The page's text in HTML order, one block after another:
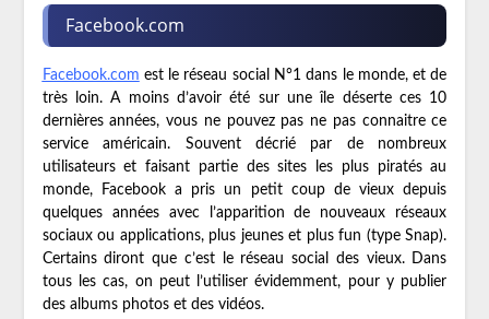
Facebook.com
Facebook.com est le réseau social N°1 dans le monde, et de
très loin. A moins d’avoir été sur une île déserte ces 10
dernières années, vous ne pouvez pas ne pas connaitre ce
service américain. Souvent décrié par de nombreux
utilisateurs et faisant partie des sites les plus piratés au
monde, Facebook a pris un petit coup de vieux depuis
quelques années avec l’apparition de nouveaux réseaux
sociaux ou applications, plus jeunes et plus fun (type Snap).
Certains diront que c’est le réseau social des vieux. Dans
tous les cas, on peut l’utiliser évidemment, pour y publier
des albums photos et des vidéos.